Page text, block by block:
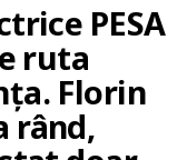
PESA
ruta
Florin
rând,